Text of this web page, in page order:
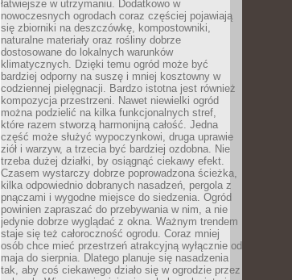
łatwiejsze w utrzymaniu. Dodatkowo w
nowoczesnych ogrodach coraz częściej pojawiają
się zbiorniki na deszczówkę, kompostowniki,
naturalne materiały oraz rośliny dobrze
dostosowane do lokalnych warunków
klimatycznych. Dzięki temu ogród może być
bardziej odporny na suszę i mniej kosztowny w
codziennej pielęgnacji. Bardzo istotna jest również
kompozycja przestrzeni. Nawet niewielki ogród
można podzielić na kilka funkcjonalnych stref,
które razem stworzą harmonijną całość. Jedna
część może służyć wypoczynkowi, druga uprawie
ziół i warzyw, a trzecia być bardziej ozdobna. Nie
trzeba dużej działki, by osiągnąć ciekawy efekt.
Czasem wystarczy dobrze poprowadzona ścieżka,
kilka odpowiednio dobranych nasadzeń, pergola z
pnączami i wygodne miejsce do siedzenia. Ogród
powinien zapraszać do przebywania w nim, a nie
jedynie dobrze wyglądać z okna. Ważnym trendem
staje się też całoroczność ogrodu. Coraz mniej
osób chce mieć przestrzeń atrakcyjną wyłącznie od
maja do sierpnia. Dlatego planuje się nasadzenia
tak, aby coś ciekawego działo się w ogrodzie przez